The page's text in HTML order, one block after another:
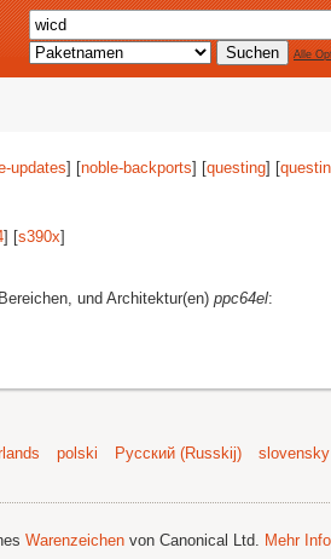
Alle
updates] [noble-backports] [questing] [
] [s390x]
und Architektur(en) ppc64el:
polski Русский (Russkij) slovensky
Warenzeichen von Canonical Ltd. Mehr